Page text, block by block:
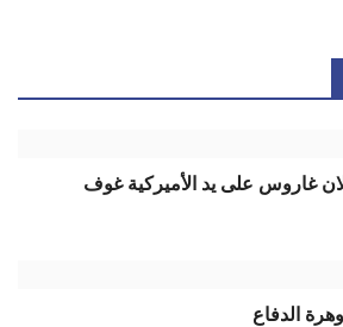
غاروس على يد الأميركية غوف
الدفاع